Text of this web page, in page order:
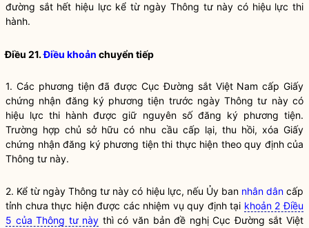
đường sắt hết hiệu lực kể từ ngày Thông tư này có hiệu lực thi
hành.
Điều 21.Điều khoản chuyển tiếp
1. Các phương tiện đã được Cục Đường sắt Việt Nam cấp Giấy
chứng nhận đăng ký phương tiện trước ngày Thông tư này có
hiệu lực thi hành được giữ nguyên số đăng ký phương tiện.
Trường hợp chủ sở hữu có nhu cầu cấp lại, thu hồi, xóa Giấy
chứng nhận đăng ký phương tiện thi thực hiện theo quy định của
Thông tư này.
2. Kể từ ngày Thông tư này có hiệu lực, nếu Ủy ban nhân dâncấp
tỉnh chưa thực hiện được các nhiệm vụ quy định tại khoản 2 Điều
5 của Thông tư này thì có văn bản đề nghị Cục Đường sắt Việt